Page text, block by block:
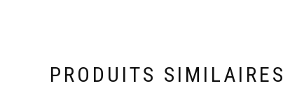
PRODUITS SIMILAIRES